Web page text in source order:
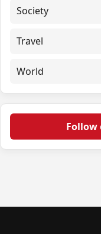
Society
Travel
World
Follow